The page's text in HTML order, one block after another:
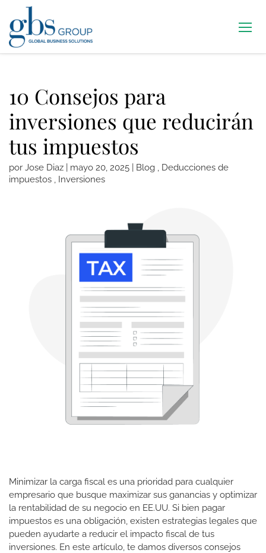
10 Consejos para
inversiones que reducirán
tus impuestos
por Jose Diaz mayo 20, 2025 Blog , Deducciones de
impuestos , Inversiones
Minimizar la carga fiscal es una prioridad para cualquier
empresario que busque maximizar sus ganancias y optimizar
la rentabilidad de su negocio en EE.UU. Si bien pagar
impuestos es una obligación, existen estrategias legales que
pueden ayudarte a reducir el impacto fiscal de tus
inversiones. En este artículo, te damos diversos consejos